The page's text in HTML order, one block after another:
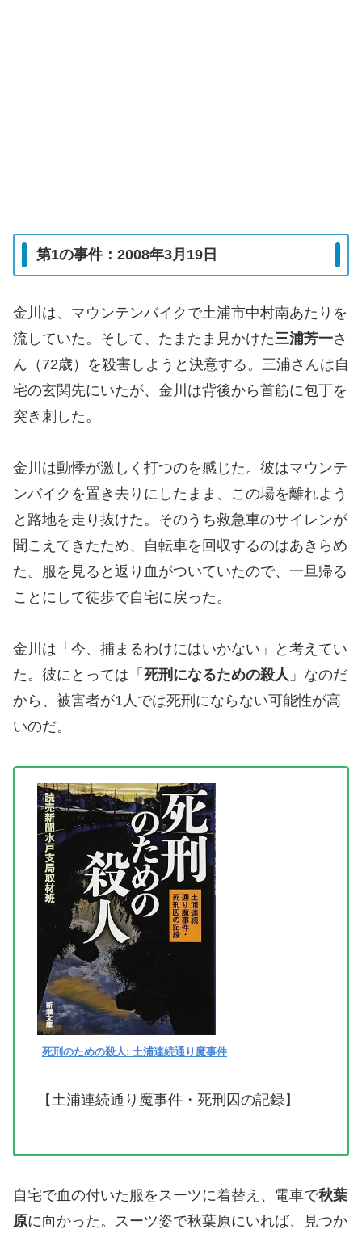
第1の事件：2008年3月19日
金川は、マウンテンバイクで土浦市中村南あたりを
流していた。そして、たまたま見かけた三浦芳一さ
ん（72歳）を殺害しようと決意する。三浦さんは自
宅の玄関先にいたが、金川は背後から首筋に包丁を
突き刺した。
金川は動悸が激しく打つのを感じた。彼はマウンテ
ンバイクを置き去りにしたまま、この場を離れよう
と路地を走り抜けた。そのうち救急車のサイレンが
聞こえてきたため、自転車を回収するのはあきらめ
た。服を見ると返り血がついていたので、一旦帰る
ことにして徒歩で自宅に戻った。
金川は「今、捕まるわけにはいかない」と考えてい
た。彼にとっては「 死刑になるための殺人 」なのだ
から、被害者が1人では死刑にならない可能性が高
いのだ。
死刑のための殺人: 土浦連続通り魔事件
【土浦連続通り魔事件・死刑囚の記録】
自宅で血の付いた服をスーツに着替え、電車で秋葉
原に向かった。スーツ姿で秋葉原にいれば、見つか